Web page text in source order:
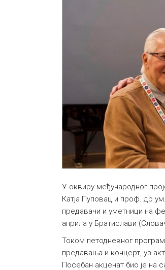
У оквиру међународног
Катја Пуповац и проф. др
предавачи и уметници на
априла у Братислави
Током петодневног
предавања и концерт, уз
Посебан акценат био је на